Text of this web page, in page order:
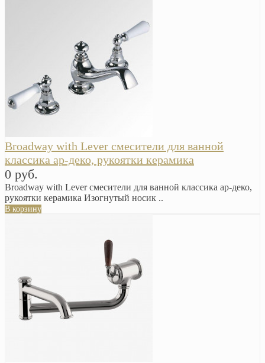
Broadway with Lever смесители для ванной
классика ар-деко, рукоятки керамика
0 руб.
Broadway with Lever смесители для ванной классика ар-деко,
рукоятки керамика Изогнутый носик ..
В корзину